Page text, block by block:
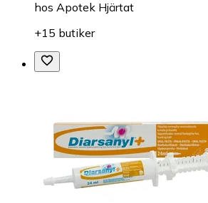
hos Apotek Hjärtat
+15 butiker